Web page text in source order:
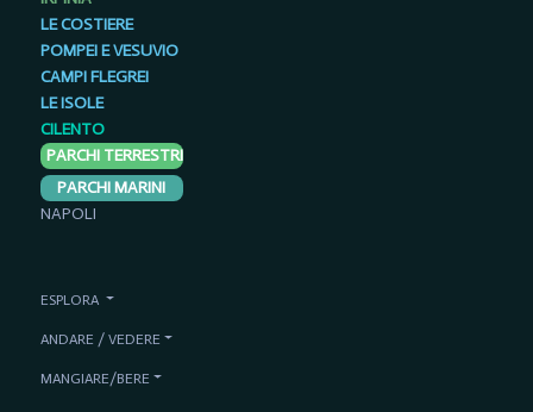
LE COSTIERE
POMPEI E VESUVIO
CAMPI FLEGREI
LE ISOLE
CILENTO
PARCHI TERRESTRI
PARCHI MARINI
NAPOLI
ESPLORA
ANDARE / VEDERE
MANGIARE/BERE